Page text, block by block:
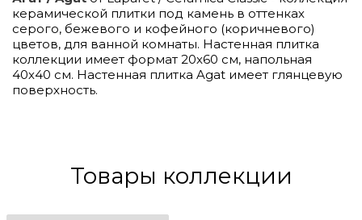
керамической плитки под камень в оттенках
серого, бежевого и кофейного (коричневого)
цветов, для ванной комнаты. Настенная плитка
коллекции имеет формат 20х60 см, напольная
40х40 см. Настенная плитка Agat имеет глянцевую
поверхность.
Товары коллекции